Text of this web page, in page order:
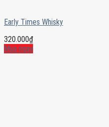
Early Times Whisky
320.000₫
Mua ngay